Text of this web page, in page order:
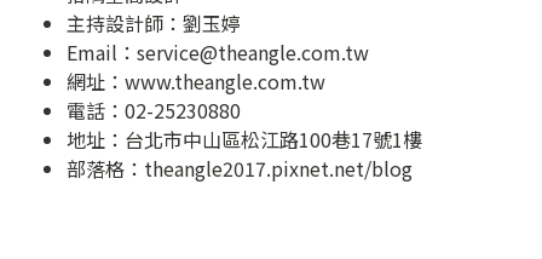
主持設計師：劉玉婷
Email： service@theangle.com.tw
網址： www.theangle.com.tw
電話：02-25230880
地址： 台北市中山區松江路100巷17號1樓
部落格： theangle2017.pixnet.net/blog